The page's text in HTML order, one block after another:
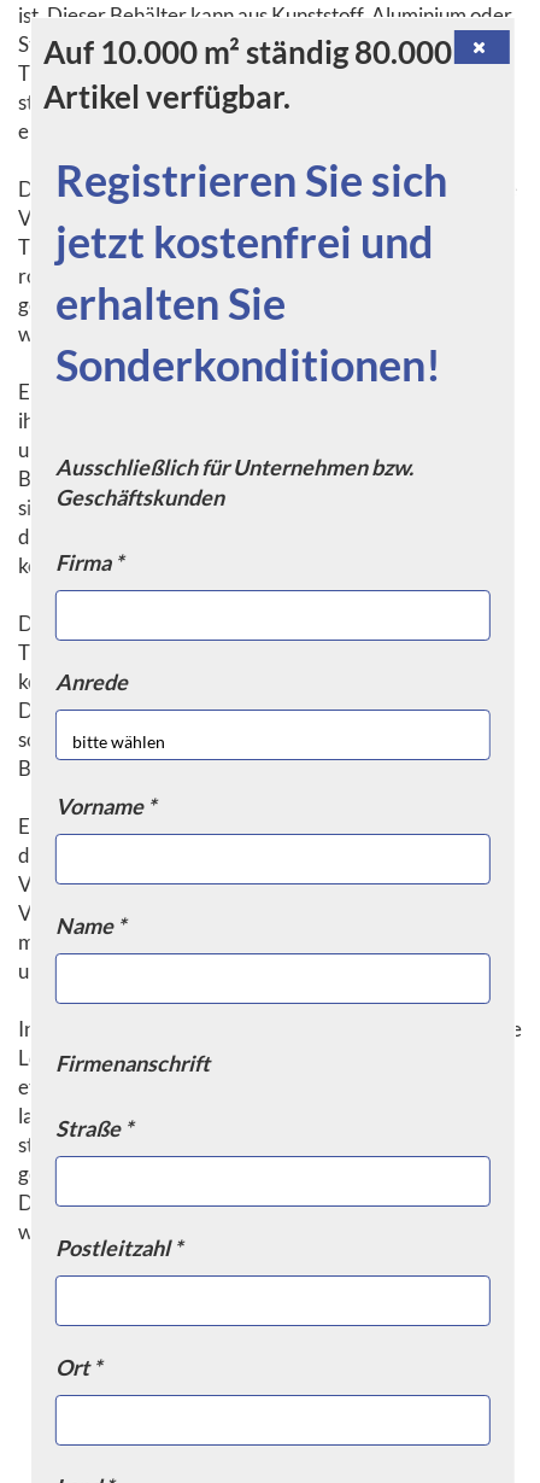
ist. Dieser Behälter kann aus Kunststoff, Aluminium oder
Stahl gefertigt sein und je nach Bedarf eine bestimmte
Traglast aufweisen. Die Behälter sind in der Regel
stapelbar, was die Lagerung und den Transport
erleichtert.
Der Einsatz von Transport- & Kippbehältern bietet einige
Vorteile. Zum einen ermöglichen sie einen effizienten
Transport von Gütern. Durch ihre Konstruktion sind sie
robust und langlebig, was eine lange Lebensdauer
gewährleistet. Zudem können sie platzsparend gestapelt
werden, was die Lagerung erleichtert.
Ein weiterer Vorteil von Transport- & Kippbehältern ist
ihre Flexibilität. Sie können für den Transport
unterschiedlichster Güter eingesetzt werden, wie zum
Beispiel Schüttgut, Flüssigkeiten oder Kleinteile. Zudem
sind sie in verschiedenen Größen erhältlich, sodass sie an
die individuellen Anforderungen angepasst werden
können.
Der Kippmechanismus ist ein weiteres Merkmal von
Transport- & Kippbehältern. Durch diesen Mechanismus
können die Behälter einfach und schnell entleert werden.
Dies erleichtert nicht nur das Entladen der Güter,
sondern ermöglicht auch eine einfache Reinigung der
Behälter.
Ein wichtiger Aspekt bei Transport- & Kippbehältern ist
die Sicherheit. Sie verfügen in der Regel über spezielle
Vorrichtungen, um ein ungewolltes Kippen oder
Verschütten der Güter zu verhindern. Zudem sind sie oft
mit Rollen oder Griffen ausgestattet, um den Transport
und die Handhabung zu erleichtern.
Insgesamt sind Transport- & Kippbehälter eine praktische
Lösung für den Transport von Gütern. Sie bieten eine
effiziente Möglichkeit, Güter zu transportieren und zu
lagern, und sind zudem flexibel einsetzbar. Durch ihren
stabilen Aufbau und ihre Sicherheitsvorrichtungen
gewährleisten sie eine sichere Handhabung der Güter.
Daher sind sie in vielen Branchen unverzichtbar und
werden auch in Zukunft eine wichtige Rolle spielen.
Auf 10.000 m² ständig 80.000
Artikel verfügbar.
Registrieren Sie sich
jetzt kostenfrei und
erhalten Sie
Sonderkonditionen!
Ausschließlich für Unternehmen bzw.
Geschäftskunden
Firma *
Anrede
Vorname *
Name *
Firmenanschrift
Straße *
Postleitzahl *
Ort *